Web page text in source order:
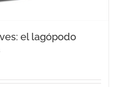
el lagópodo